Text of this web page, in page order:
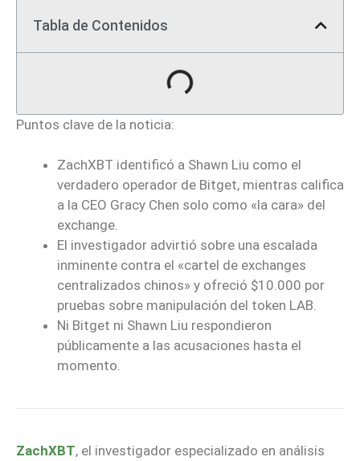
Tabla de Contenidos
Puntos clave de la noticia:
ZachXBT identificó a Shawn Liu como el
verdadero operador de Bitget, mientras califica
a la CEO Gracy Chen solo como «la cara» del
exchange.
El investigador advirtió sobre una escalada
inminente contra el «cartel de exchanges
centralizados chinos» y ofreció $10.000 por
pruebas sobre manipulación del token LAB.
Ni Bitget ni Shawn Liu respondieron
públicamente a las acusaciones hasta el
momento.
ZachXBT, el investigador especializado en análisis